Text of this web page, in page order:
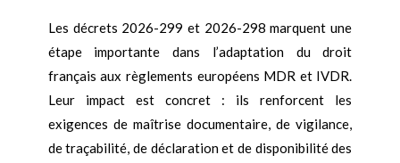
Les décrets 2026-299 et 2026-298 marquent une
étape importante dans l’adaptation du droit
français aux règlements européens MDR et IVDR.
Leur impact est concret : ils renforcent les
exigences de maîtrise documentaire, de vigilance,
de traçabilité, de déclaration et de disponibilité des